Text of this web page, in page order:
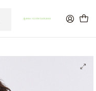
para Portugal superiores a